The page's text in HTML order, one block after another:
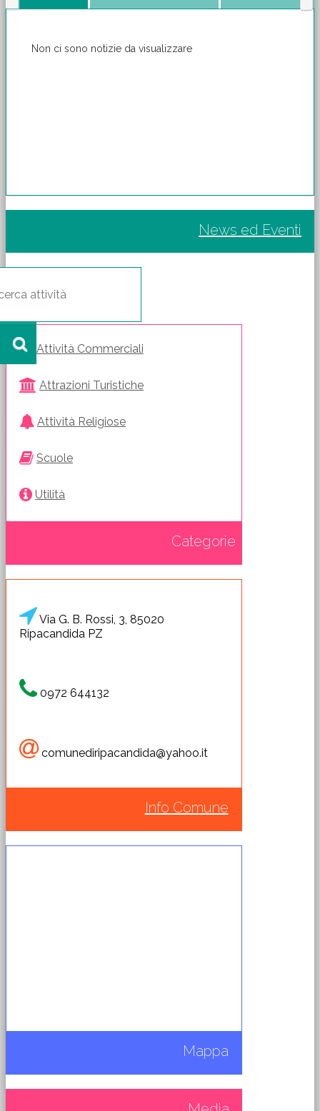
Non ci sono notizie da visualizzare
News ed Eventi
Attività Commerciali
Attrazioni Turistiche
Attività Religiose
Scuole
Utilità
Categorie
Via G. B. Rossi, 3, 85020
Ripacandida PZ
0972 644132
comunediripacandida@yahoo.it
Info Comune
Mappa